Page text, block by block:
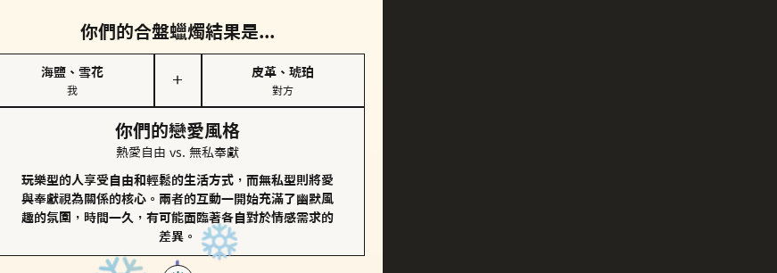
你們的合盤蠟燭結果是...
海鹽、雪花
我
＋
皮革、琥珀
對方
你們的戀愛風格
熱愛自由 vs. 無私奉獻
玩樂型的人享受自由和輕鬆的生活方式，而無私型則將愛
與奉獻視為關係的核心。兩者的互動一開始充滿了幽默風
趣的氛圍，時間一久，有可能面臨著各自對於情感需求的
差異。